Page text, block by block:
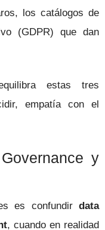
los catálogos de
(GDPR) que dan
estas tres
empatía con el
y
es confundir data
, cuando en realidad